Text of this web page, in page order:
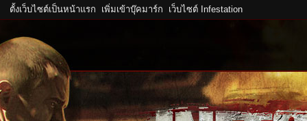
ตั้งเว็บไซต์เป็นหน้าแรก เพิ่มเข้าบุ๊คมาร์ก เว็บไซต์ Infestation